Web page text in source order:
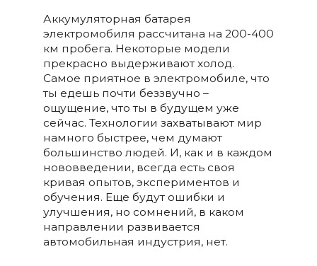
Аккумуляторная батарея
электромобиля рассчитана на 200-400
км пробега. Некоторые модели
прекрасно выдерживают холод.
Самое приятное в электромобиле, что
ты едешь почти беззвучно –
ощущение, что ты в будущем уже
сейчас. Технологии захватывают мир
намного быстрее, чем думают
большинство людей. И, как и в каждом
нововведении, всегда есть своя
кривая опытов, экспериментов и
обучения. Еще будут ошибки и
улучшения, но сомнений, в каком
направлении развивается
автомобильная индустрия, нет.